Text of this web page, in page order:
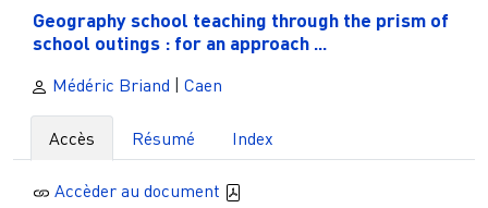
Geography school teaching through the prism of
school outings : for an approach ...
Médéric Briand Caen
Accès Résumé Index
Accèder au document